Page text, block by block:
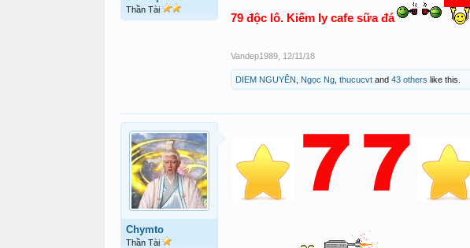
Thần Tài
79 độc lô. Kiếm ly cafe sữa đá
Vandep1989 12/11/18
DIEM NGUYÊN Ngọc Ng thucucvt and 43 others like this.
Chymto
Thần Tài